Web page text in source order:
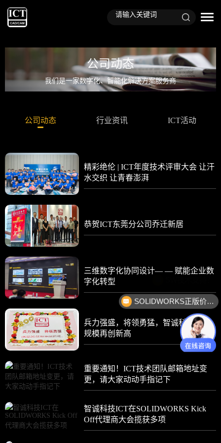
公司动态
我们是一家数字化、智能化解决方案服务商
公司动态 行业资讯 ICT活动
精彩绝伦 | ICT年度技术评审大会 让汗
水交织 让青春澎湃
恭贺ICT东莞分公司乔迁新居
三维数字化协同设计— — 赋能企业数
字化转型
兵力强盛，将领勇猛，智诚科技企业
规模再创新高
重要通知！ICT技术团队邮箱地址变
更，请大家动动手指记下
智诚科技ICT在SOLIDWORKS Kick
Off代理商大会揽获多项
SOLIDWORKS正版价格？